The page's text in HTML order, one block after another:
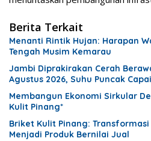
Berita Terkait
Menanti Rintik Hujan: Harapan
Tengah Musim Kemarau
Jambi Diprakirakan Cerah
Agustus 2026, Suhu Puncak
Membangun Ekonomi Sirkular
Kulit Pinang*
Briket Kulit Pinang:
Menjadi Produk Bernilai Jual